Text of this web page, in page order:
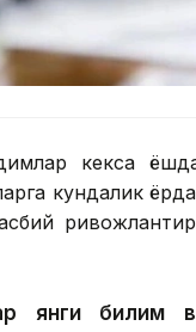
кекса
кундалик
янги билим